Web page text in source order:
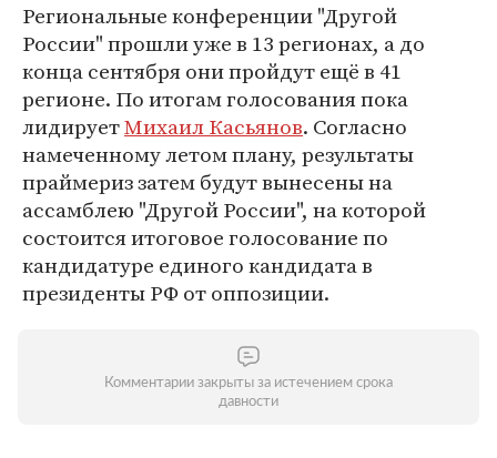
Региональные конференции "Другой
России" прошли уже в 13 регионах, а до
конца сентября они пройдут ещё в 41
регионе. По итогам голосования пока
лидируетМихаил Касьянов. Согласно
намеченному летом плану, результаты
праймериз затем будут вынесены на
ассамблею "Другой России", на которой
состоится итоговое голосование по
кандидатуре единого кандидата в
президенты РФ от оппозиции.
Комментарии закрыты за истечением срока
давности